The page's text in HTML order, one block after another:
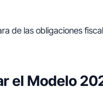
de las obligaciones
el Modelo